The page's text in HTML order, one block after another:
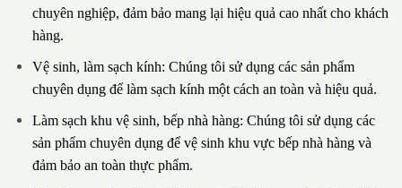
chuyên nghiệp, đảm bảo mang lại hiệu quả cao nhất cho khách
hàng.
Vệ sinh, làm sạch kính: Chúng tôi sử dụng các sản phẩm
chuyên dụng để làm sạch kính một cách an toàn và hiệu quả.
Làm sạch khu vệ sinh, bếp nhà hàng: Chúng tôi sử dụng các
sản phẩm chuyên dụng để vệ sinh khu vực bếp nhà hàng và
đảm bảo an toàn thực phẩm.